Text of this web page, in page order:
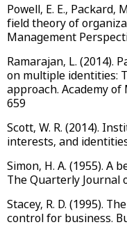
Powell, E. E., Packard,
field theory of
Management
Ramarajan, L. (2014).
on multiple identities:
approach. Academy of
659
Scott, W. R. (2014).
interests, and
Simon, H. A. (1955). A
The Quarterly Journal
Stacey, R. D. (1995).
control for business.